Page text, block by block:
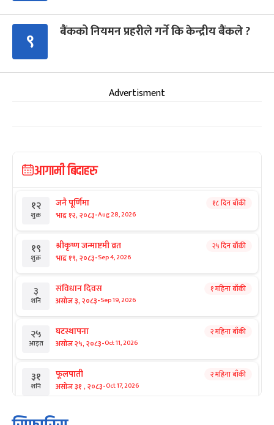
९ बैंकको नियमन प्रहरीले गर्ने कि केन्द्रीय बैंकले ?
Advertisment
आगामी बिदाहरु
१२
शुक्र
जनै पूर्णिमा
भाद्र १२, २०८३-Aug 28, 2026
१८ दिन बाँकी
१९
शुक्र
श्रीकृष्ण जन्माष्टमी व्रत
भाद्र १९, २०८३-Sep 4, 2026
२५ दिन बाँकी
३
शनि
संविधान दिवस
असोज ३, २०८३-Sep 19, 2026
१ महिना बाँकी
२५
आइत
घटस्थापना
असोज २५, २०८३-Oct 11, 2026
२ महिना बाँकी
३१
शनि
फूलपाती
असोज ३१ , २०८३-Oct 17, 2026
२ महिना बाँकी
१ कार्तिक सङ्क्रान्ति